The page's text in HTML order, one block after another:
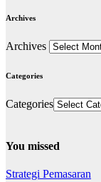
Archives
Archives
Categories
Categories
You missed
Strategi Pemasaran